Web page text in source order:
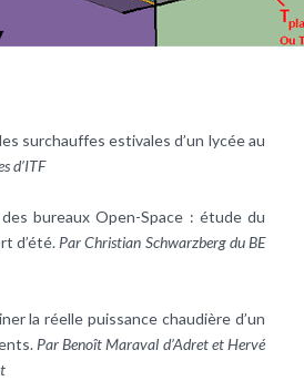
surchauffes estivales d’un lycée au
d’ITF
bureaux Open-Space : étude du
d’été. Par Christian Schwarzberg du BE
la réelle puissance chaudière d’un
Par Benoît Maraval d’Adret et Hervé